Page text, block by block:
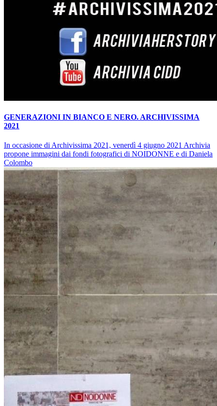
GENERAZIONI IN BIANCO E NERO. ARCHIVISSIMA
2021
In occasione di Archivissima 2021, venerdì 4 giugno 2021 Archivia
propone immagini dai fondi fotografici di NOIDONNE e di Daniela
Colombo